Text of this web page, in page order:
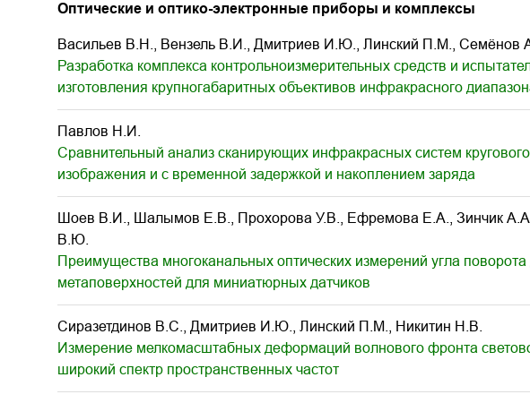
Оптические и оптико-электронные приборы и комплексы
Васильев В.Н., Вензель В.И., Дмитриев И.Ю., Линский П.М., Семёнов
Разработка комплекса контрольноизмерительных средств и
изготовления крупногабаритных объективов инфракрасного
Павлов Н.И.
Сравнительный анализ сканирующих инфракрасных систем
изображения и с временной задержкой и накоплением заряда
Шоев В.И., Шалымов Е.В., Прохорова У.В., Ефремова Е.А., Зинчик
В.Ю.
Преимущества многоканальных оптических измерений угла поворота
метаповерхностей для миниатюрных датчиков
Сиразетдинов В.С., Дмитриев И.Ю., Линский П.М., Никитин Н.В.
Измерение мелкомасштабных деформаций волнового фронта
широкий спектр пространственных частот